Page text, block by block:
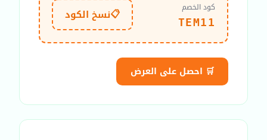
كود الخصم
TEM11
📋نسخ الكود
🛒 احصل على العرض